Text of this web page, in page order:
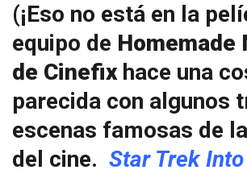
(¡Eso no está en la
equipo de Homemade
de Cinefixhace una
parecida con algunos
escenas famosas de
del cine. Star Trek